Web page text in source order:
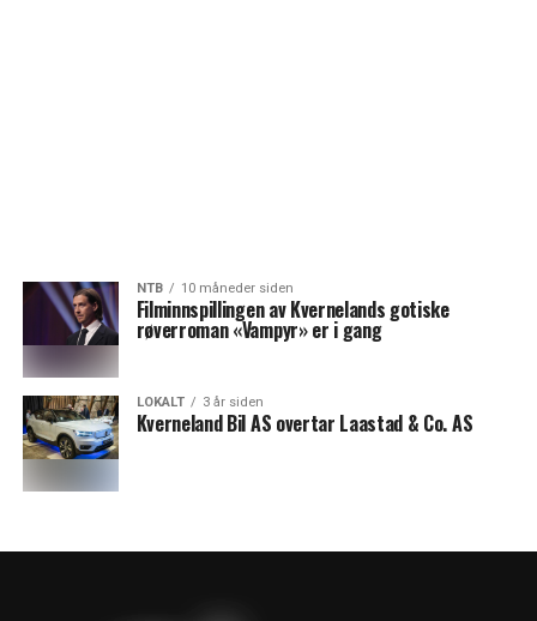
NTB 10 måneder siden
Filminnspillingen av Kvernelands gotiske
røverroman «Vampyr» er i gang
LOKALT 3 år siden
Kverneland Bil AS overtar Laastad & Co. AS